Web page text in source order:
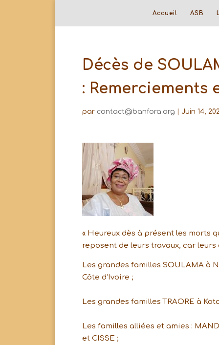
Accueil ASB
Décès de
:
par contact@banfora.org Juin 14,
« Heureux dès à présent les morts
reposent de leurs travaux, car leurs
Les grandes familles SOULAMA à
Côte d’Ivoire ;
Les grandes familles TRAORE à
Les familles alliées et amies :
et CISSE ;